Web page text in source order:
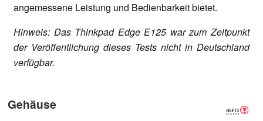
angemessene Leistung und Bedienbarkeit bietet.
Hinweis: Das Thinkpad Edge E125 war zum Zeitpunkt
der Veröffentlichung dieses Tests nicht in Deutschland
verfügbar.
Gehäuse